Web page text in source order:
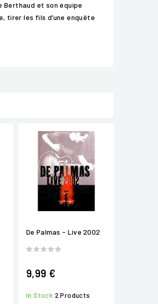
Berthaud et son équipe
tirer les fils d’une enquête
De Palmas - Live 2002
9,99 €
In Stock 2 Products